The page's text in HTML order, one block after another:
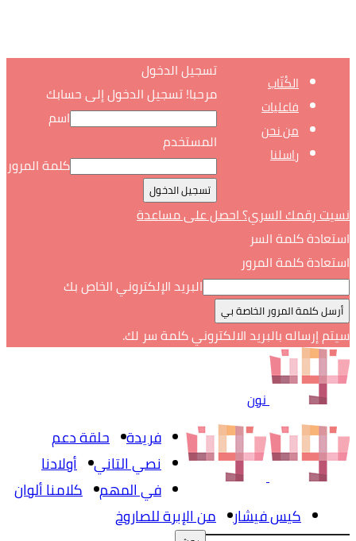
الكُتّاب
فاعليات
من نحن
راسلنا
تسجيل الدخول
مرحبا! تسجيل الدخول إلى حسابك
اسم
المستخدم
كلمة المرور
نسيت رقمك السري؟ احصل على مساعدة
استعادة كلمة السر
استعادة كلمة المرور
البريد الإلكتروني الخاص بك
سيتم إرساله بالبريد الالكتروني كلمة سر لك.
نون
فريدة
حلقة دعم
نصي التاني
أولادنا
في المهم
كلامنا ألوان
كيس فيشار
من الإبرة للصاروخ